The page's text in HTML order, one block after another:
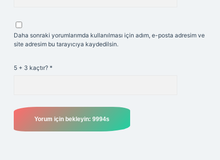
Daha sonraki yorumlarımda kullanılması için adım, e-posta adresim ve
site adresim bu tarayıcıya kaydedilsin.
5 + 3 kaçtır? *